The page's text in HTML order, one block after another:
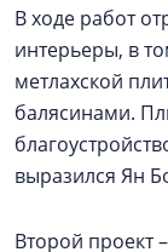
В ходе работ
интерьеры, в
метлахской
балясинами.
выразился Ян
Второй проект